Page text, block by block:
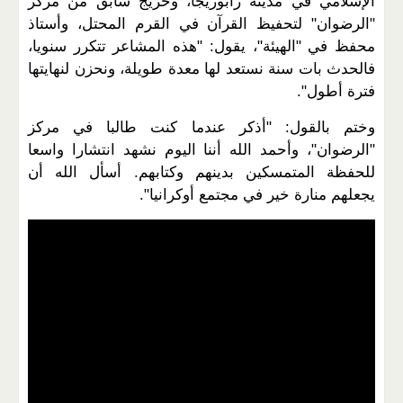
"الرضوان" لتحفيظ القرآن في القرم المحتل، وأستاذ
محفظ في "الهيئة"، يقول: "هذه المشاعر تتكرر سنويا،
فالحدث بات سنة نستعد لها معدة طويلة، ونحزن لنهايتها
فترة أطول".
وختم بالقول: "أذكر عندما كنت طالبا في مركز
"الرضوان"، وأحمد الله أننا اليوم نشهد انتشارا واسعا
للحفظة المتمسكين بدينهم وكتابهم. أسأل الله أن
يجعلهم منارة خير في مجتمع أوكرانيا".